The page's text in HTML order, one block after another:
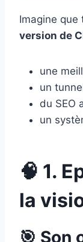
Imagine que
version de
une
un
du SEO
un
🧠 1.
la
🎯 Son